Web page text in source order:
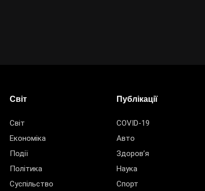
Світ
Світ
Економіка
Події
Політика
Суспільство
Публікації
COVID-19
Авто
Здоров’я
Наука
Спорт